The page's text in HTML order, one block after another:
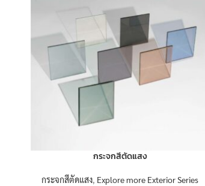
กระจกสีตัดแสง
กระจกสีตัดแสง, Explore more Exterior Series